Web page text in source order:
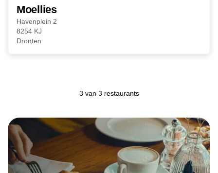
Moellies
Havenplein 2
8254 KJ
Dronten
3 van 3 restaurants